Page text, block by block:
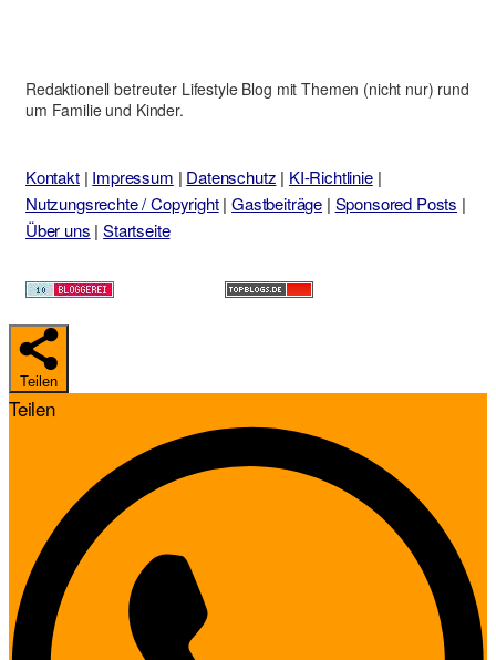
Redaktionell betreuter Lifestyle Blog mit Themen (nicht nur) rund
um Familie und Kinder.
Kontakt| Impressum | Datenschutz | KI-Richtlinie|
Nutzungsrechte / Copyright|Gastbeiträge | Sponsored Posts |
Über uns |Startseite
Teilen
Teilen